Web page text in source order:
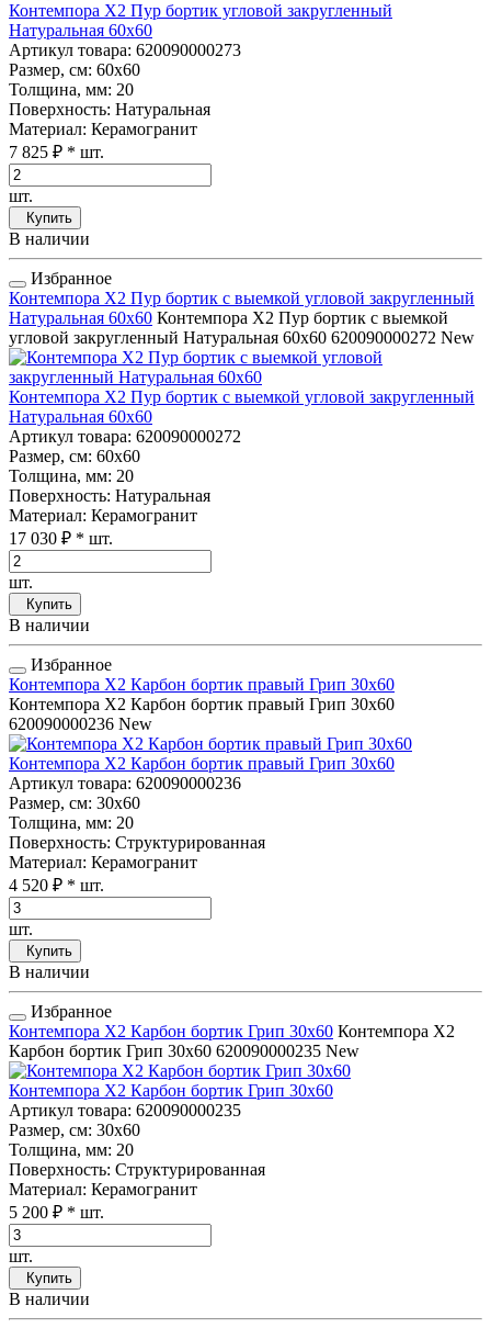
Контемпора Х2 Пур бортик угловой закругленный
Натуральная 60x60
Артикул товара: 620090000273
Размер, см: 60x60
Толщина, мм: 20
Поверхность: Натуральная
Материал: Керамогранит
7 825 ₽ * шт.
шт.
Купить
В наличии
Избранное
Контемпора Х2 Пур бортик с выемкой угловой закругленный
Натуральная 60x60 Контемпора Х2 Пур бортик с выемкой
угловой закругленный Натуральная 60x60 620090000272 New
Контемпора Х2 Пур бортик с выемкой угловой закругленный
Натуральная 60x60
Артикул товара: 620090000272
Размер, см: 60x60
Толщина, мм: 20
Поверхность: Натуральная
Материал: Керамогранит
17 030 ₽ * шт.
шт.
Купить
В наличии
Избранное
Контемпора Х2 Карбон бортик правый Грип 30x60
Контемпора Х2 Карбон бортик правый Грип 30x60
620090000236 New
Контемпора Х2 Карбон бортик правый Грип 30x60
Артикул товара: 620090000236
Размер, см: 30x60
Толщина, мм: 20
Поверхность: Структурированная
Материал: Керамогранит
4 520 ₽ * шт.
шт.
Купить
В наличии
Избранное
Контемпора Х2 Карбон бортик Грип 30x60 Контемпора Х2
Карбон бортик Грип 30x60 620090000235 New
Контемпора Х2 Карбон бортик Грип 30x60
Артикул товара: 620090000235
Размер, см: 30x60
Толщина, мм: 20
Поверхность: Структурированная
Материал: Керамогранит
5 200 ₽ * шт.
шт.
Купить
В наличии